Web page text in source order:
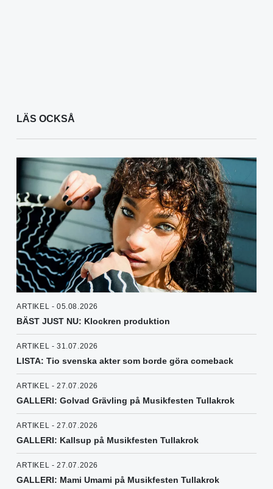
LÄS OCKSÅ
ARTIKEL - 05.08.2026
BÄST JUST NU: Klockren produktion
ARTIKEL - 31.07.2026
LISTA: Tio svenska akter som borde göra comeback
ARTIKEL - 27.07.2026
GALLERI: Golvad Grävling på Musikfesten Tullakrok
ARTIKEL - 27.07.2026
GALLERI: Kallsup på Musikfesten Tullakrok
ARTIKEL - 27.07.2026
GALLERI: Mami Umami på Musikfesten Tullakrok